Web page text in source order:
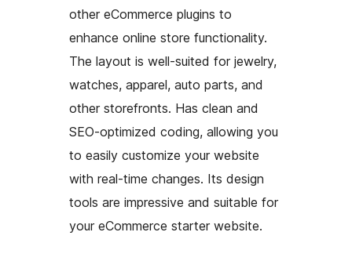
other eCommerce plugins to
enhance online store functionality.
The layout is well-suited for jewelry,
watches, apparel, auto parts, and
other storefronts. Has clean and
SEO-optimized coding, allowing you
to easily customize your website
with real-time changes. Its design
tools are impressive and suitable for
your eCommerce starter website.